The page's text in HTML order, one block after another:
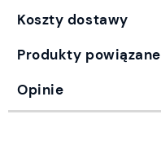
Koszty dostawy
Produkty powiązane
Opinie